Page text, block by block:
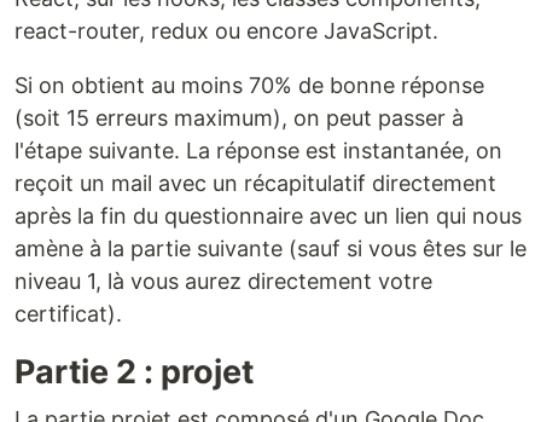
react-router, redux ou encore JavaScript.
Si on obtient au moins 70% de bonne réponse
(soit 15 erreurs maximum), on peut passer à
l'étape suivante. La réponse est instantanée, on
reçoit un mail avec un récapitulatif directement
après la fin du questionnaire avec un lien qui nous
amène à la partie suivante (sauf si vous êtes sur le
niveau 1, là vous aurez directement votre
certificat).
Partie 2 : projet